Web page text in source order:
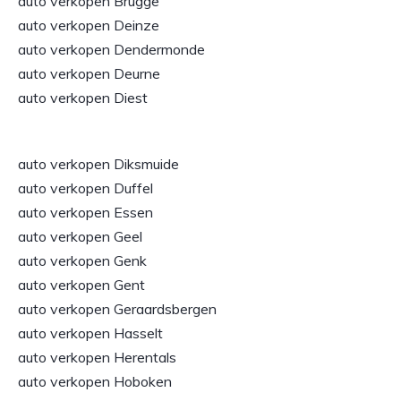
auto verkopen Deinze
auto verkopen Dendermonde
auto verkopen Deurne
auto verkopen Diest
auto verkopen Diksmuide
auto verkopen Duffel
auto verkopen Essen
auto verkopen Geel
auto verkopen Genk
auto verkopen Gent
auto verkopen Geraardsbergen
auto verkopen Hasselt
auto verkopen Herentals
auto verkopen Hoboken